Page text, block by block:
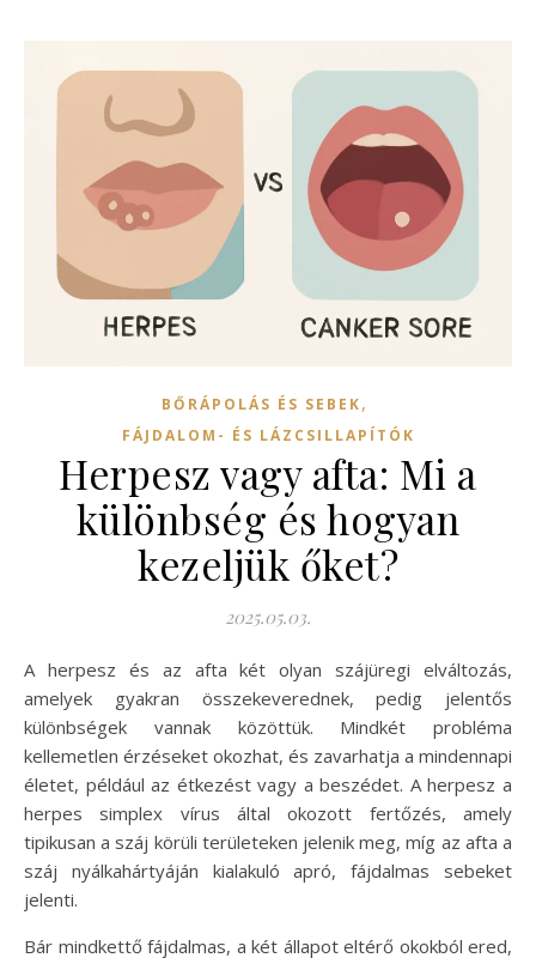
BŐRÁPOLÁS ÉS SEBEK,
FÁJDALOM- ÉS LÁZCSILLAPÍTÓK
Herpesz vagy afta: Mi a
különbség és hogyan
kezeljük őket?
2025.05.03.
A herpesz és az afta két olyan szájüregi elváltozás,
amelyek gyakran összekeverednek, pedig jelentős
különbségek vannak közöttük. Mindkét probléma
kellemetlen érzéseket okozhat, és zavarhatja a mindennapi
életet, például az étkezést vagy a beszédet. A herpesz a
herpes simplex vírus által okozott fertőzés, amely
tipikusan a száj körüli területeken jelenik meg, míg az afta a
száj nyálkahártyáján kialakuló apró, fájdalmas sebeket
jelenti.
Bár mindkettő fájdalmas, a két állapot eltérő okokból ered,